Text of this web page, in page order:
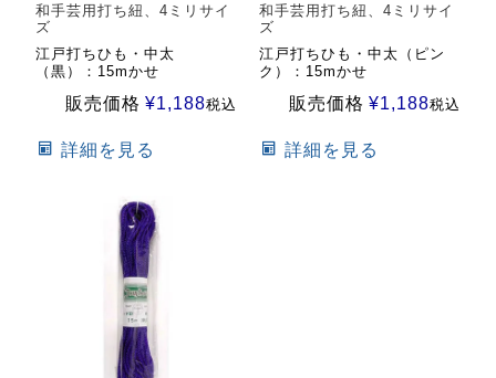
和手芸用打ち紐、4ミリサイ
ズ
江戸打ちひも・中太
（黒）：15mかせ
販売価格 ¥1,188税込
詳細を見る
和手芸用打ち紐、4ミリサイ
ズ
江戸打ちひも・中太（ピン
ク）：15mかせ
販売価格 ¥1,188税込
詳細を見る